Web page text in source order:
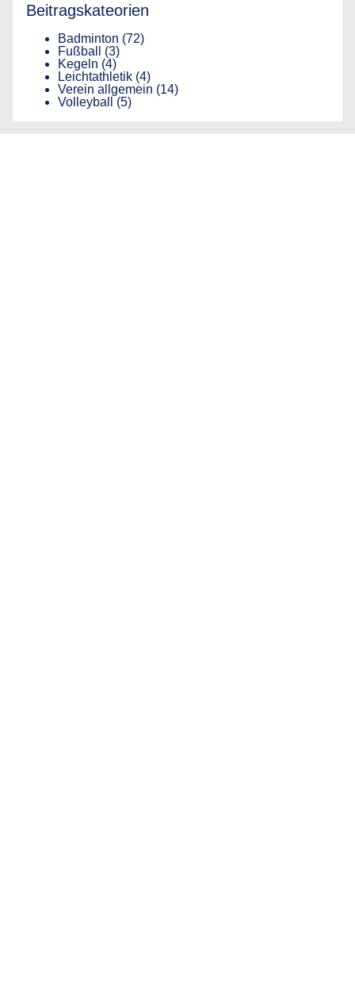
Beitragskateorien
Badminton (72)
Fußball
(3)
Kegeln (4)
Leichtathletik(4)
Verein allgemein (14)
Volleyball
(5)